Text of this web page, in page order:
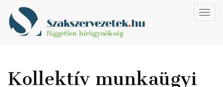
Kollektív munkaügyi